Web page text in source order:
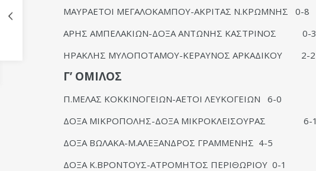
ΜΑΥΡΑΕΤΟΙ ΜΕΓΑΛΟΚΑΜΠΟΥ-ΑΚΡΙΤΑΣ Ν.ΚΡΩΜΝΗΣ 0-8
ΑΡΗΣ ΑΜΠΕΛΑΚΙΩΝ-ΔΟΞΑ ΑΝΤΩΝΗΣ ΚΑΣΤΡΙΝΟΣ 0-3
ΗΡΑΚΛΗΣ ΜΥΛΟΠΟΤΑΜΟΥ-ΚΕΡΑΥΝΟΣ ΑΡΚΑΔΙΚΟΥ 2-2
Γ’ ΟΜΙΛΟΣ
Π.ΜΕΛΑΣ ΚΟΚΚΙΝΟΓΕΙΩΝ-ΑΕΤΟΙ ΛΕΥΚΟΓΕΙΩΝ 6-0
ΔΟΞΑ ΜΙΚΡΟΠΟΛΗΣ-ΔΟΞΑ ΜΙΚΡΟΚΛΕΙΣΟΥΡΑΣ 6-1
ΔΟΞΑ ΒΩΛΑΚΑ-Μ.ΑΛΕΞΑΝΔΡΟΣ ΓΡΑΜΜΕΝΗΣ 4-5
ΔΟΞΑ Κ.ΒΡΟΝΤΟΥΣ-ΑΤΡΟΜΗΤΟΣ ΠΕΡΙΘΩΡΙΟΥ 0-1